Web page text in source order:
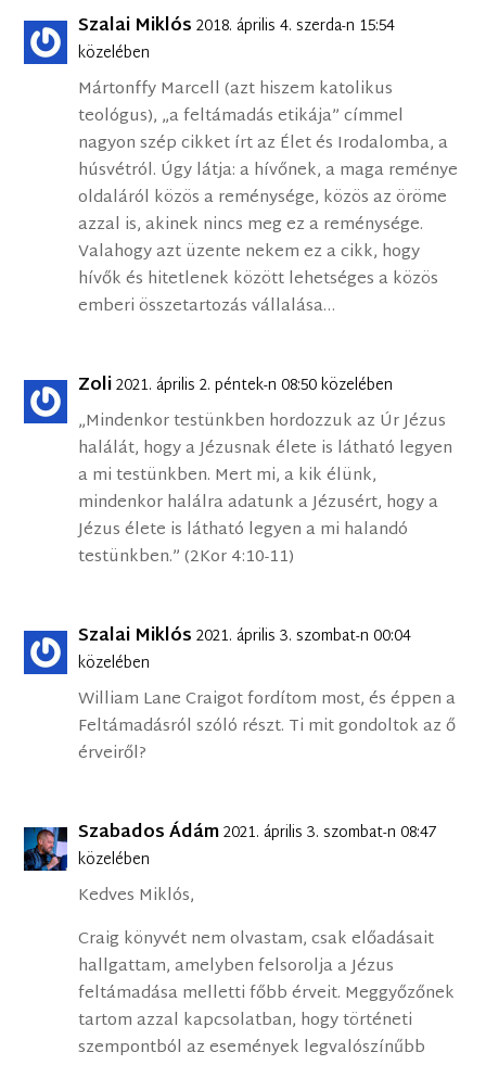
Szalai Miklós 2018. április 4. szerda-n 15:54
közelében
Mártonffy Marcell (azt hiszem katolikus
teológus), „a feltámadás etikája” címmel
nagyon szép cikket írt az Élet és Irodalomba, a
húsvétról. Úgy látja: a hívőnek, a maga reménye
oldaláról közös a reménysége, közös az öröme
azzal is, akinek nincs meg ez a reménysége.
Valahogy azt üzente nekem ez a cikk, hogy
hívők és hitetlenek között lehetséges a közös
emberi összetartozás vállalása…
Zoli2021. április 2. péntek-n 08:50 közelében
„Mindenkor testünkben hordozzuk az Úr Jézus
halálát, hogy a Jézusnak élete is látható legyen
a mi testünkben. Mert mi, a kik élünk,
mindenkor halálra adatunk a Jézusért, hogy a
Jézus élete is látható legyen a mi halandó
testünkben.” (2Kor 4:10-11)
Szalai Miklós 2021. április 3. szombat-n 00:04
közelében
William Lane Craigot fordítom most, és éppen a
Feltámadásról szóló részt. Ti mit gondoltok az ő
érveiről?
Szabados Ádám2021. április 3. szombat-n 08:47
közelében
Kedves Miklós,
Craig könyvét nem olvastam, csak előadásait
hallgattam, amelyben felsorolja a Jézus
feltámadása melletti főbb érveit. Meggyőzőnek
tartom azzal kapcsolatban, hogy történeti
szempontból az események legvalószínűbb